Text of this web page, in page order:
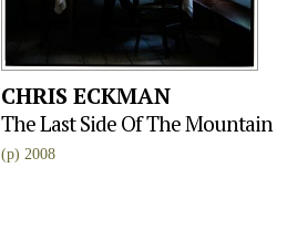
CHRIS ECKMAN
The Last Side Of The Mountain
(p) 2008